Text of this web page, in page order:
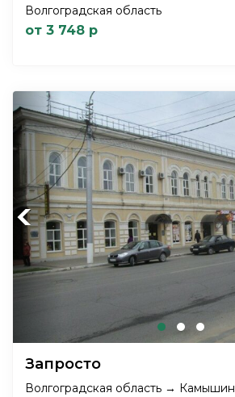
Волгоградская область
от 3 748 р
Previous
Запросто
Волгоградская область → Камышин